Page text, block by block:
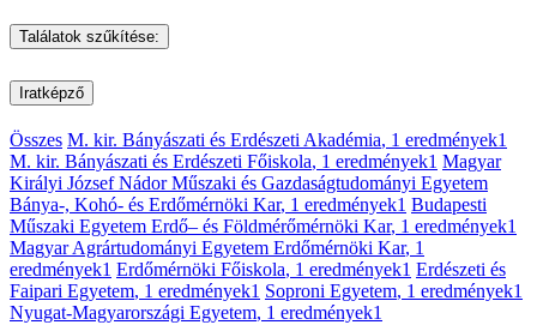
Találatok szűkítése:
Iratképző
Összes M. kir. Bányászati és Erdészeti Akadémia, 1 eredmények1
M. kir. Bányászati és Erdészeti Főiskola, 1 eredmények1 Magyar
Királyi József Nádor Műszaki és Gazdaságtudományi Egyetem
Bánya-, Kohó- és Erdőmérnöki Kar, 1 eredmények1 Budapesti
Műszaki Egyetem Erdő– és Földmérőmérnöki Kar, 1 eredmények1
Magyar Agrártudományi Egyetem Erdőmérnöki Kar, 1
eredmények1 Erdőmérnöki Főiskola, 1 eredmények1 Erdészeti és
Faipari Egyetem, 1 eredmények1 Soproni Egyetem, 1 eredmények1
Nyugat-Magyarországi Egyetem, 1 eredmények1